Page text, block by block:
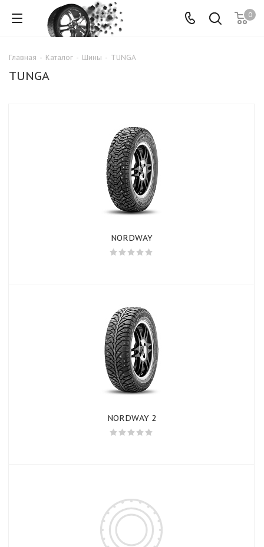
0
Главная - Каталог - Шины - TUNGA
TUNGA
NORDWAY
NORDWAY 2